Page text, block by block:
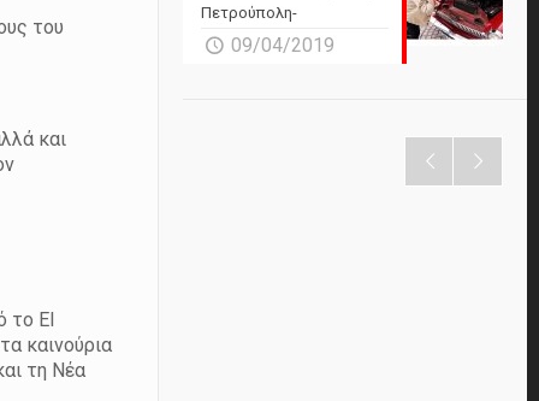
του
και
το El
καινούρια
τη Νέα
Πετρούπολη-
09/04/2019